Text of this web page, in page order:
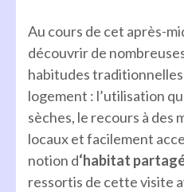
Au cours de cet après-
découvrir de
habitudes
logement : l’utilisation
sèches, le recours à des
locaux et facilement
notion d‘habitat
ressortis de cette visite